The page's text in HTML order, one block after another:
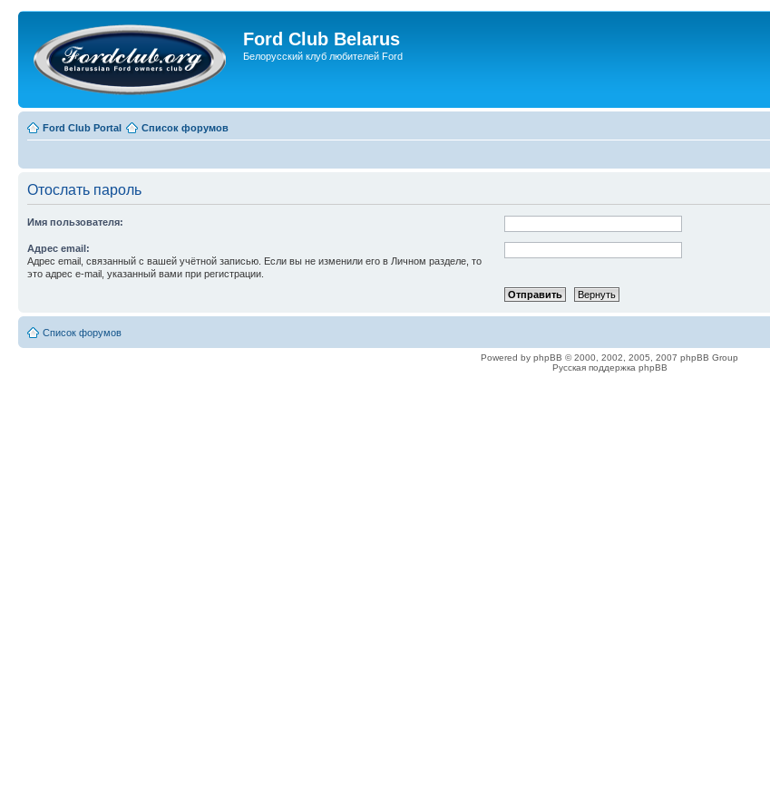
Ford Club Belarus
Белорусский клуб любителей Ford
Ford Club Portal Список форумов
Отослать пароль
Имя пользователя:
Адрес email:
Адрес email, связанный с вашей учётной записью. Если вы не изменили его в Личном разделе, то
это адрес e-mail, указанный вами при регистрации.
Список форумов
Powered by phpBB © 2000, 2002, 2005, 2007 phpBB Group
Русская поддержка phpBB